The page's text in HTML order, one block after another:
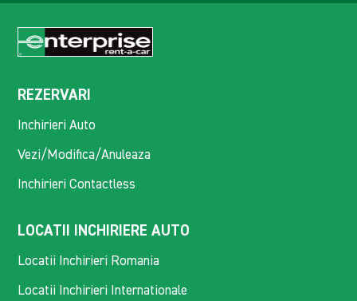
REZERVARI
Inchirieri Auto
Vezi/Modifica/Anuleaza
Inchirieri Contactless
LOCATII INCHIRIERE AUTO
Locatii Inchirieri Romania
Locatii Inchirieri Internationale